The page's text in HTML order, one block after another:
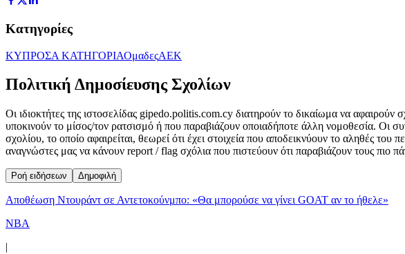
Κατηγορίες
ΚΥΠΡΟΣΑ ΚΑΤΗΓΟΡΙΑΟμαδεςΑΕΚ
Πολιτική Δημοσίευσης Σχολίων
Οι ιδιοκτήτες της ιστοσελίδας gipedo.politis.com.cy διατηρούν το δικαίωμα να
υποκινούν το μίσος/τον ρατσισμό ή που παραβιάζουν οποιαδήποτε άλλη νομοθεσία. Οι
σχολίου, το οποίο αφαιρείται, θεωρεί ότι έχει στοιχεία που αποδεικνύουν το αληθές
αναγνώστες μας να κάνουν report / flag σχόλια που πιστεύουν ότι παραβιάζουν τους πιο
Ροή ειδήσεων Δημοφιλή
Αποθέωση Ντουράντ σε Αντετοκούνμπο: «Θα μπορούσε να γίνει GOAT αν το ήθελε»
NBA
|